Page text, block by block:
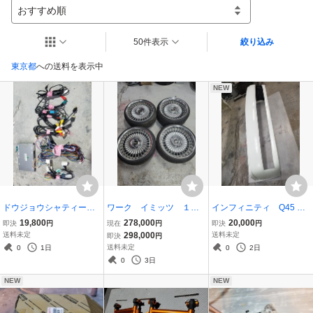
おすすめ順
東京都への送料を表示中
50件表示 絞り込み
ドウジョウシャティーブ
イ TOYOTA、レクサ
ス
即決 19,800円
送料未定
0
1日
ワーク イミッツ １９
インチ 9J 10J 5-114.3
4本
現在 278,000円
即決 298,000円
送料未定
0
3日
NEW
インフィニティ Q45 エ
イムゲイン フロントバ
ンパー 加工用 ベース
本体
即決 20,000円
送料未定
0
2日
NEW NEW